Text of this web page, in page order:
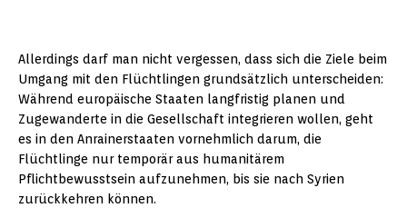
Allerdings darf man nicht vergessen, dass sich die Ziele beim
Umgang mit den Flüchtlingen grundsätzlich unterscheiden:
Während europäische Staaten langfristig planen und
Zugewanderte in die Gesellschaft integrieren wollen, geht
es in den Anrainerstaaten vornehmlich darum, die
Flüchtlinge nur temporär aus humanitärem
Pflichtbewusstsein aufzunehmen, bis sie nach Syrien
zurückkehren können.